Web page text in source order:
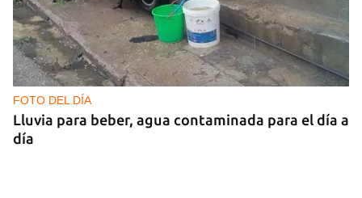
FOTO DEL DÍA
Lluvia para beber, agua contaminada para el día a
día